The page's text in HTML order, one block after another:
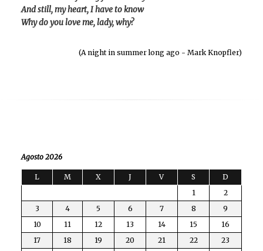
And still, my heart, I have to know
Why do you love me, lady, why?
(A night in summer long ago - Mark Knopfler)
Agosto 2026
L M X J V S
D
1
2
3
4 5 6 7 8
9
10
11 12 13 14 15
16
17
18 19 20 21 22
23